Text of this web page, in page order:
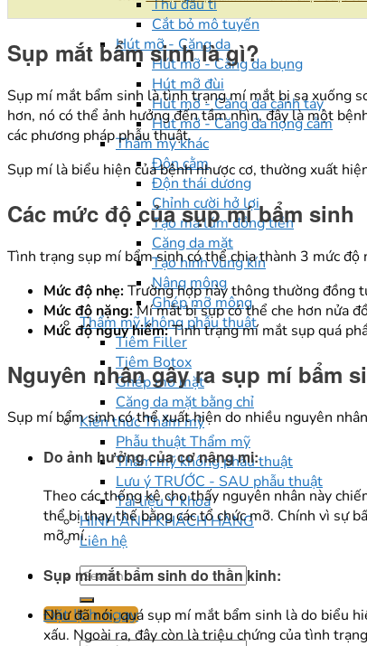
Thu đầu ti
Cắt bỏ mô tuyến
Hút mỡ - Căng da
Hút mỡ - Căng da bụng
Hút mỡ đùi
Hút mỡ - Căng da cánh tay
Hút mỡ - Căng da nọng cằm
Thẩm mỹ khác
Độn cằm
Độn thái dương
Chỉnh cười hở lợi
Tạo má lúm đồng tiền
Căng da mặt
Tạo hình vùng kín
Nâng mông
Ghép mỡ mông
Thẩm mỹ không phẫu thuật
Tiêm Filler
Tiêm Botox
Ghép mỡ mặt
Căng da mặt bằng chỉ
Kiến thức Thẩm mỹ
Phẫu thuật Thẩm mỹ
Thẩm mỹ không phẫu thuật
Lưu ý TRƯỚC - SAU phẫu thuật
Tài liệu Y khoa
HÌNH ẢNH KHÁCH HÀNG
Liên hệ
Đặt lịch ngay
Sụp mắt bẩm sinh là gì?
Sụp mí mắt bẩm sinh là tình trạng mí mắt bị sa xuống
hơn, nó có thể ảnh hưởng đến tầm nhìn, đây là một
các phương pháp phẫu thuật.
Sụp mí là biểu hiện của bệnh nhược cơ, thường xuất
Các mức độ của sụp mí bẩm sinh
Tình trạng sụp mí bẩm sinh có thể chia thành 3 mức độ
Mức độ nhẹ:Trường hợp này thông thường đồng
Mức độ nặng:Mí mắt bị sụp có thể che hơn nửa
Mức độ nguy hiểm:Tình trạng mí mắt sụp quá
Nguyên nhân gây ra sụp mí bẩm
Sụp mí bẩm sinh có thể xuất hiện do nhiều nguyên
Do ảnh hưởng của cơ nâng mi:
Theo các thống kê cho thấy nguyên nhân này
thể bị thay thế bằng các tổ chức mỡ. Chính vì sự
mỡ mí.
Sụp mí mắt bẩm sinh do thần kinh:
Như đã nói, quá sụp mí mắt bẩm sinh là do biểu
xấu. Ngoài ra, đây còn là triệu chứng của tình